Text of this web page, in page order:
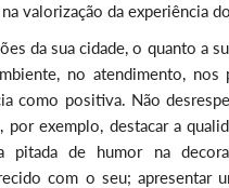
valorização da experiência
da sua cidade, o quanto a
no atendimento,
como positiva. Não
por exemplo, destacar a
pitada de humor na
com o seu; apresentar